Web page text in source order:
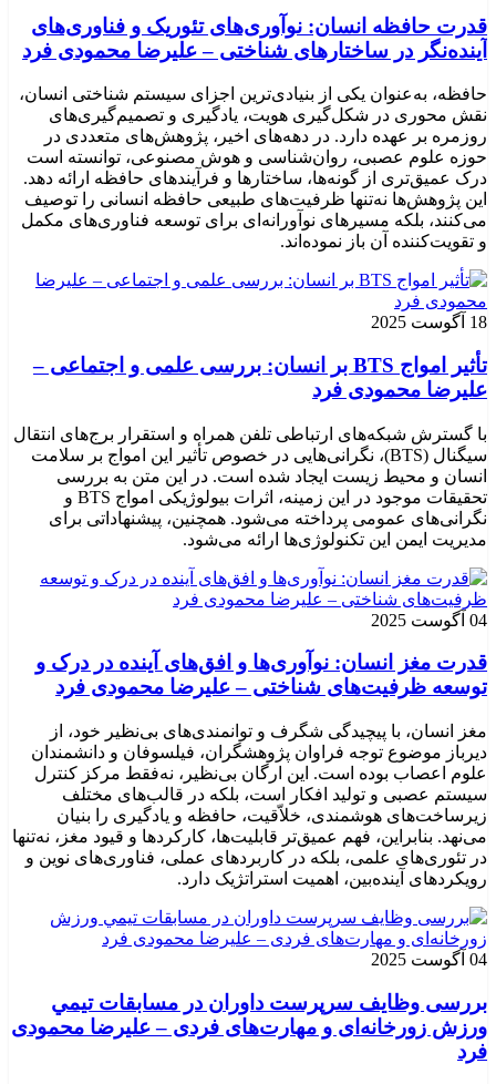
قدرت حافظه انسان: نوآوری‌های تئوریک و فناوری‌های
آینده‌نگر در ساختارهای شناختی – علیرضا محمودی فرد
حافظه، به‌عنوان یکی از بنیادی‌ترین اجزای سیستم شناختی انسان،
نقش محوری در شکل‌گیری هویت، یادگیری و تصمیم‌گیری‌های
روزمره بر عهده دارد. در دهه‌های اخیر، پژوهش‌های متعددی در
حوزه علوم عصبی، روان‌شناسی و هوش مصنوعی، توانسته‌ است
درک عمیق‌تری از گونه‌ها، ساختارها و فرآیندهای حافظه ارائه دهد.
این پژوهش‌ها نه‌تنها ظرفیت‌های طبیعی حافظه انسانی را توصیف
می‌کنند، بلکه مسیرهای نوآورانه‌ای برای توسعه فناوری‌های مکمل
و تقویت‌کننده آن باز نموده‌اند.
18 آگوست 2025
تأثیر امواج BTS بر انسان: بررسی علمی و اجتماعی –
علیرضا محمودی فرد
با گسترش شبکه‌های ارتباطی تلفن همراه و استقرار برج‌های انتقال
سیگنال (BTS)، نگرانی‌هایی در خصوص تأثیر این امواج بر سلامت
انسان و محیط زیست ایجاد شده است. در این متن به بررسی
تحقیقات موجود در این زمینه، اثرات بیولوژیکی امواج BTS و
نگرانی‌های عمومی پرداخته می‌شود. همچنین، پیشنهاداتی برای
مدیریت ایمن این تکنولوژی‌ها ارائه می‌شود.
04 آگوست 2025
قدرت مغز انسان: نوآوری‌ها و افق‌های آینده در درک و
توسعه ظرفیت‌های شناختی – علیرضا محمودی فرد
مغز انسان، با پیچیدگی شگرف و توانمندی‌های بی‌نظیر خود، از
دیرباز موضوع توجه فراوان پژوهشگران، فیلسوفان و دانشمندان
علوم اعصاب بوده است. این ارگان بی‌نظیر، نه‌فقط مرکز کنترل
سیستم عصبی و تولید افکار است، بلکه در قالب‌های مختلف
زیرساخت‌های هوشمندی، خلاّقیت، حافظه و یادگیری را بنیان
می‌نهد. بنابراین، فهم عمیق‌تر قابلیت‌ها، کارکردها و قیود مغز، نه‌تنها
در تئوری‌های علمی، بلکه در کاربردهای عملی، فناوری‌های نوین و
رویکردهای آینده‌بین، اهمیت استراتژیک دارد.
04 آگوست 2025
بررسی وظايف سرپرست داوران در مسابقات تیمي
ورزش زورخانه‌ای و مهارت‌های فردی – علیرضا محمودی
فرد